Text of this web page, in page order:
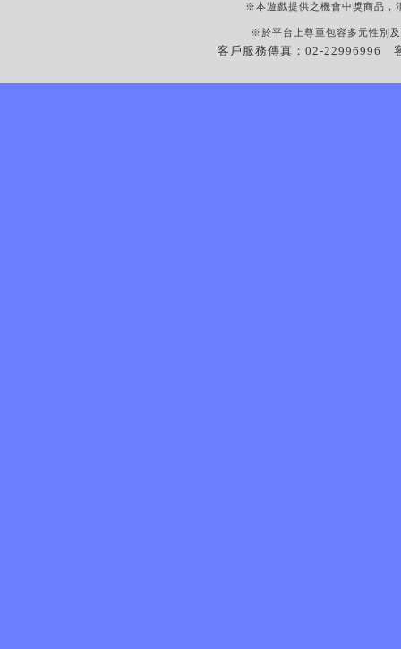
※本遊戲提供之機會中獎商品，
※於平台上尊重包容多元性別
客戶服務傳真：02-22996996